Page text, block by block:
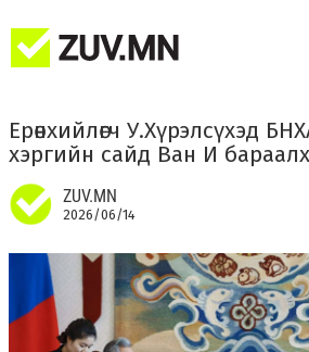
Ерөнхийлөгч У.Хүрэлсүхэд
хэргийн сайд Ван И
ZUV.MN
2026/06/14